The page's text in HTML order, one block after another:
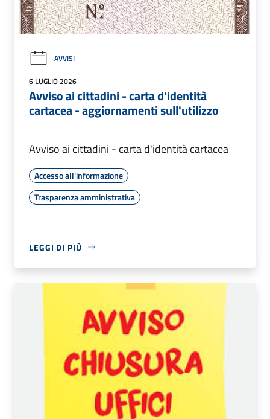
AVVISI
6 LUGLIO 2026
Avviso ai cittadini - carta d'identità
cartacea - aggiornamenti sull'utilizzo
Avviso ai cittadini - carta d'identità cartacea
Accesso all'informazione
Trasparenza amministrativa
LEGGI DI PIÙ